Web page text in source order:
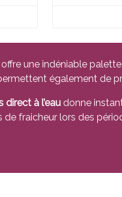
une indéniable
également de
direct à l’eau donne
fraicheur lors des